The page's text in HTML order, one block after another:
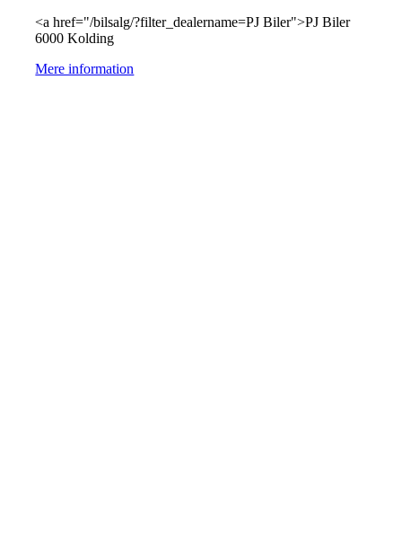
<a href="/bilsalg/?filter_dealername=PJ Biler">PJ Biler
6000 Kolding
Mere information